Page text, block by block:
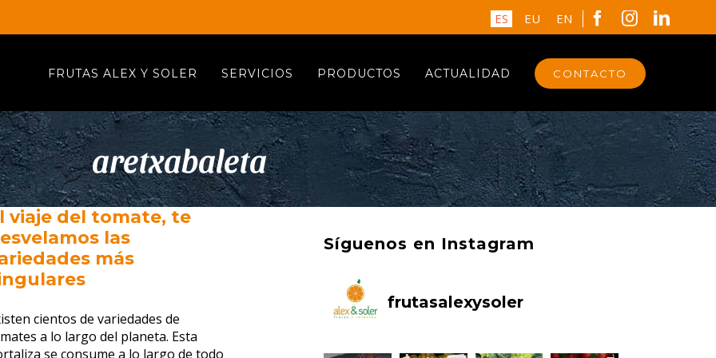
Facebook
Instagram
EU
ES EN
FRUTAS ALEX Y SOLER SERVICIOS PRODUCTOS ACTUALIDAD CONTACTO
aretxabaleta
viaje del tomate, te
las
más
cientos de variedades de
a lo largo del planeta. Esta
se consume a lo largo de todo
Síguenos en Instagram
frutasalexysoler